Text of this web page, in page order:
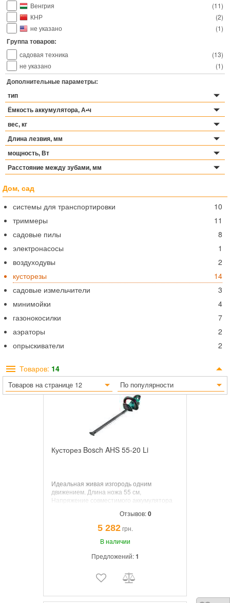
(11)
Венгрия
(2)
КНР
(1)
не указано
Группа товаров:
(13)
садовая техника
(1)
не указано
Дополнительные параметры:
тип
Ёмкость аккумулятора, А•ч
вес, кг
Длина лезвия, мм
мощность, Вт
Расстояние между зубами, мм
Дом, сад
10
системы для транспортировки
11
триммеры
8
садовые пилы
1
электронасосы
2
воздуходувы
14
кусторезы
3
садовые измельчители
4
минимойки
7
газонокосилки
2
аэраторы
2
опрыскиватели
Товаров: 14
Товаров на странице 12 По популярности
Кусторез Bosch AHS 55-20 Li
Идеальная живая изгородь одним
движением. Длина ножа 55 см,
Напряжение совместимого аккумулятора
Отзывов:0
5 282грн.
В наличии
Предложений:1